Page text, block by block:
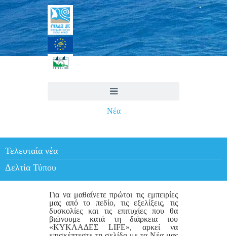
Νέα
Τελευταία νέα
Δελτία Τύπου
Για να μαθαίνετε πρώτοι τις εμπειρίες
μας από το πεδίο, τις εξελίξεις, τις
δυσκολίες και τις επιτυχίες που θα
βιώνουμε κατά τη διάρκεια του
«ΚΥΚΛΑΔΕΣ LIFE», αρκεί να